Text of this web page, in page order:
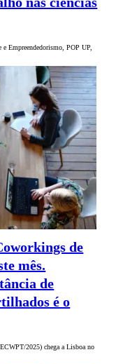
e Empreendedorismo, POP UP,
de
mês.
de
é o
2025) chega a Lisboa no